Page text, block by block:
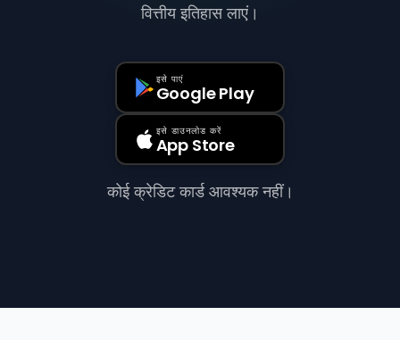
वित्तीय इतिहास लाएं।
इसे पाएं
Google Play
इसे डाउनलोड करें
App Store
कोई क्रेडिट कार्ड आवश्यक नहीं।